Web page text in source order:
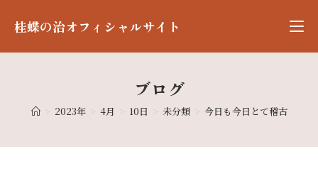
桂蝶の治オフィシャルサイト
ブログ
> 2023年 > 4月 > 10日 > 未分類 > 今日も今日とて稽古